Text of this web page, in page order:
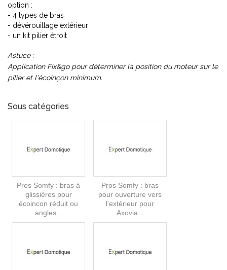
option :
- 4 types de bras
- dévérouillage extérieur
- un kit pilier étroit
Astuce :
Application Fix&go pour déterminer la position du moteur sur le
pilier et l'écoinçon minimum.
Sous catégories
Pros Somfy : bras à
glissières pour
écoincon réduit ou
angles...
Pros Somfy : bras
pour ouverture vers
l'extérieur pour
Axovia...